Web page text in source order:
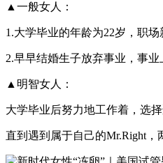
▲一般女人：
1.大学毕业的年龄为22岁，职
2.早早结婚生子放弃事业，事
▲明智女人：
大学毕业后努力地工作着，选
直到遇到属于自己的Mr.Right